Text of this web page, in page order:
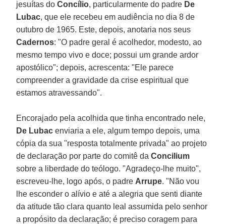
jesuítas doConcílio, particularmente do padre De
Lubac, que ele recebeu em audiência no dia 8 de
outubro de 1965. Este, depois, anotaria nos seus
Cadernos: "O padre geral é acolhedor, modesto, ao
mesmo tempo vivo e doce; possui um grande ardor
apostólico"; depois, acrescenta: "Ele parece
compreender a gravidade da crise espiritual que
estamos atravessando".
Encorajado pela acolhida que tinha encontrado nele,
De Lubac enviaria a ele, algum tempo depois, uma
cópia da sua "resposta totalmente privada" ao projeto
de declaração por parte do comitê daConcilium
sobre a liberdade do teólogo. "Agradeço-lhe muito",
escreveu-lhe, logo após, o padre Arrupe. "Não vou
lhe esconder o alívio e até a alegria que senti diante
da atitude tão clara quanto leal assumida pelo senhor
a propósito da declaração; é preciso coragem para